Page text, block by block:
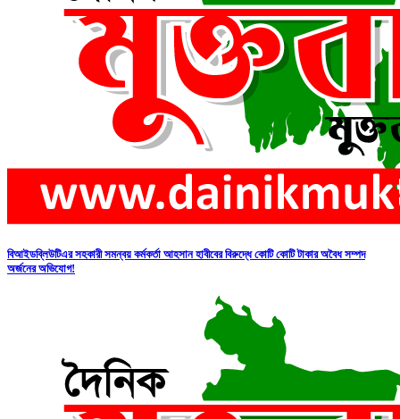
বিআইডব্লিউটিএর সহকারী সমন্বয় কর্মকর্তা আহসান হাবীবের বিরুদ্ধে কোটি কোটি টাকার অবৈধ সম্পদ
অর্জনের অভিযোগ!